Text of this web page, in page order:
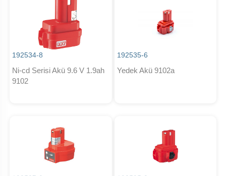
192534-8
Ni-cd Serisi Akü 9.6 V 1.9ah
9102
192535-6
Yedek Akü 9102a